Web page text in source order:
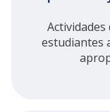
estudiantes